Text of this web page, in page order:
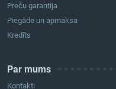
Preču garantija
Piegāde un apmaksa
Kredīts
Par mums
Kontakti